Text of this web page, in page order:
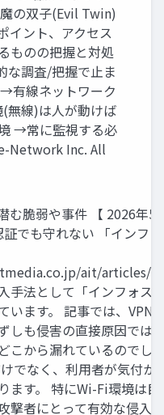
の双子(Evil Twin)
イント、アクセス
ものの把握と対処
な調査/把握で止ま
有線ネットワーク
無線)は人が動けば
→常に監視する必
Network Inc. All
む脆弱や事件 【 2026年5
でも守れない 「インフ
ait/articles/
手法として「インフォス
います。 記事では、VPN
しも侵害の直接原因では
こから漏れているのでし
でなく、利用者が気付
ます。 特にWi-Fi環境は
撃者にとって有効な侵入